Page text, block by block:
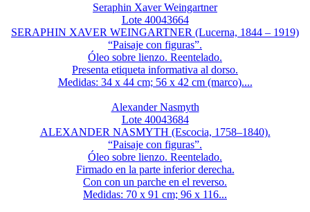
Seraphin Xaver Weingartner
Lote 40043664
SERAPHIN XAVER WEINGARTNER (Lucerna, 1844 – 1919)
“Paisaje con figuras”.
Óleo sobre lienzo. Reentelado.
Presenta etiqueta informativa al dorso.
Medidas: 34 x 44 cm; 56 x 42 cm (marco)....
Alexander Nasmyth
Lote 40043684
ALEXANDER NASMYTH (Escocia, 1758–1840).
“Paisaje con figuras”.
Óleo sobre lienzo. Reentelado.
Firmado en la parte inferior derecha.
Con con un parche en el reverso.
Medidas: 70 x 91 cm; 96 x 116...